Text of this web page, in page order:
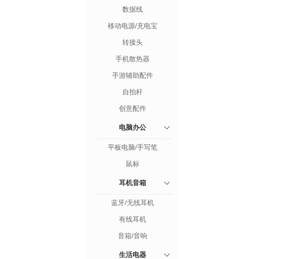
数据线
移动电源/充电宝
转接头
手机散热器
手游辅助配件
自拍杆
创意配件
电脑办公
平板电脑/手写笔
鼠标
耳机音箱
蓝牙/无线耳机
有线耳机
音箱/音响
生活电器